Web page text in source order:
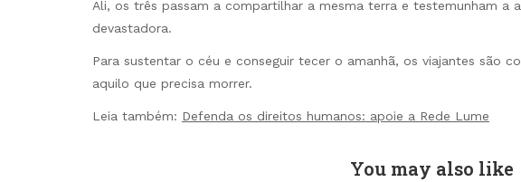
Ali, os três passam a compartilhar a mesma terra e testemunham a
devastadora.
Para sustentar o céu e conseguir tecer o amanhã, os viajantes são
aquilo que precisa morrer.
Leia também: Defenda os direitos humanos: apoie a Rede Lume
You may also like